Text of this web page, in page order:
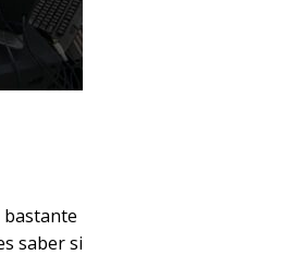
bastante
saber si